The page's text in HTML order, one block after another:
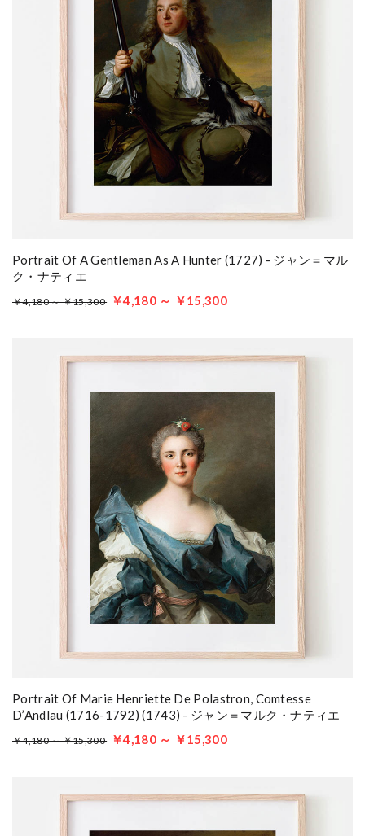
Portrait Of A Gentleman As A Hunter (1727) - ジャン＝マル
ク・ナティエ
￥4,180 ～ ￥15,300 ￥4,180 ～ ￥15,300
Portrait Of Marie Henriette De Polastron, Comtesse
D’Andlau (1716-1792) (1743) - ジャン＝マルク・ナティエ
￥4,180 ～ ￥15,300 ￥4,180 ～ ￥15,300